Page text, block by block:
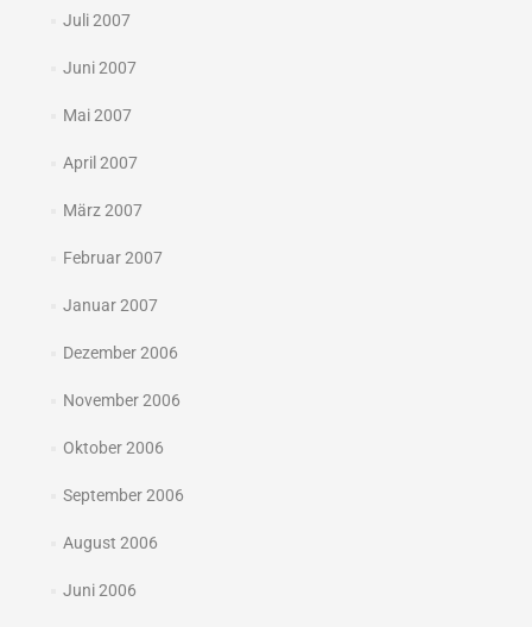
Juli 2007
Juni 2007
Mai 2007
April 2007
März 2007
Februar 2007
Januar 2007
Dezember 2006
November 2006
Oktober 2006
September 2006
August 2006
Juni 2006